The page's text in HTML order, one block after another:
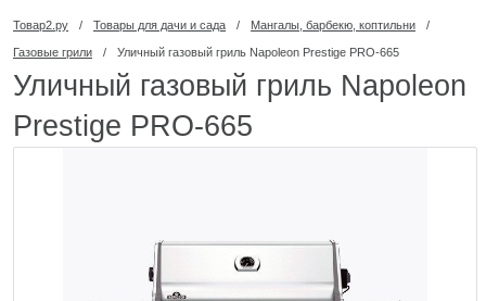
Товар2.ру / Товары для дачи и сада / Мангалы, барбекю, коптильни /
Газовые грили / Уличный газовый гриль Napoleon Prestige PRO-665
Уличный газовый гриль Napoleon
Prestige PRO-665